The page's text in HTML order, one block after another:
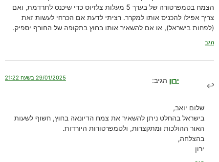
הצמח בטמפרטורה של בערך 5 מעלות צלזיוס כדי שיכנס לתרדמת, ואם
צריך אפילו להכניס אותו למקרר. רציתי לדעת אם הכרחי לעשות זאת
(לפחות בישראל), או אם להשאיר אותו בחוץ בתקופה של החורף יספיק.
הגב
ירון הגיב: 29/01/2025 בשעה 21:22
שלום יואב,
בישראל בהחלט ניתן להשאיר את צמח הדיונאה בחוץ, חשוף לשעות
האור ההולכות ומתקצרות, ולטמפרטורות היורדות.
בהצלחה,
ירון